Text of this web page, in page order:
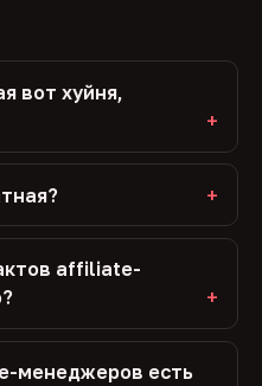
вот хуйня,
affiliate-
менеджеров есть